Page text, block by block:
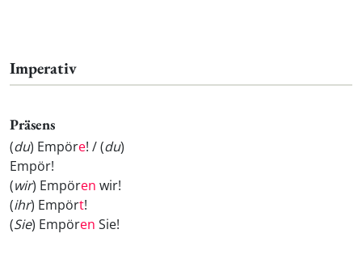
Imperativ
Präsens
(du) Empöre! / (du)
Empör!
(wir) Empören wir!
(ihr) Empört!
(Sie) Empören Sie!